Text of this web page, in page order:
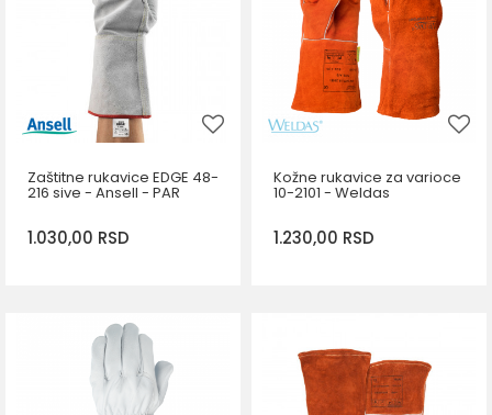
Zaštitne rukavice EDGE 48-
216 sive - Ansell - PAR
1.030,00 RSD
DODAJ U KORPU
Kožne rukavice za varioce
10-2101 - Weldas
1.230,00 RSD
XL